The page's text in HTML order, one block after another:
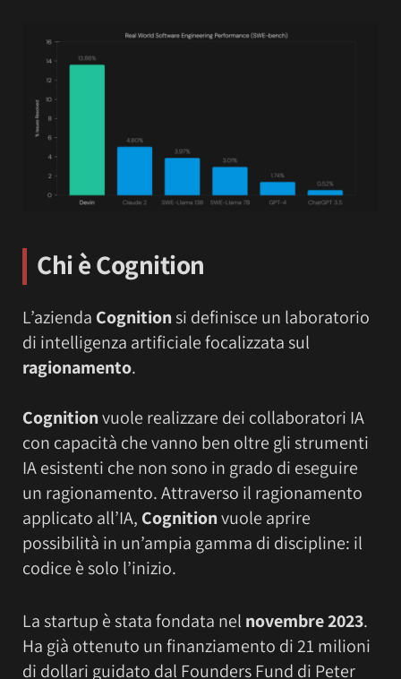
Chi èCognition
L’azienda Cognitionsi definisce un laboratorio
di intelligenza artificiale focalizzata sul
ragionamento.
Cognitionvuole realizzare dei collaboratori IA
con capacità che vanno ben oltre gli strumenti
IA esistenti che non sono in grado di eseguire
un ragionamento. Attraverso il ragionamento
applicato all’IA, Cognitionvuole aprire
possibilità in un’ampia gamma di discipline: il
codice è solo l’inizio.
La startup è stata fondata nel novembre 2023.
Ha già ottenuto un finanziamento di 21 milioni
di dollari guidato dal Founders Fund di Peter